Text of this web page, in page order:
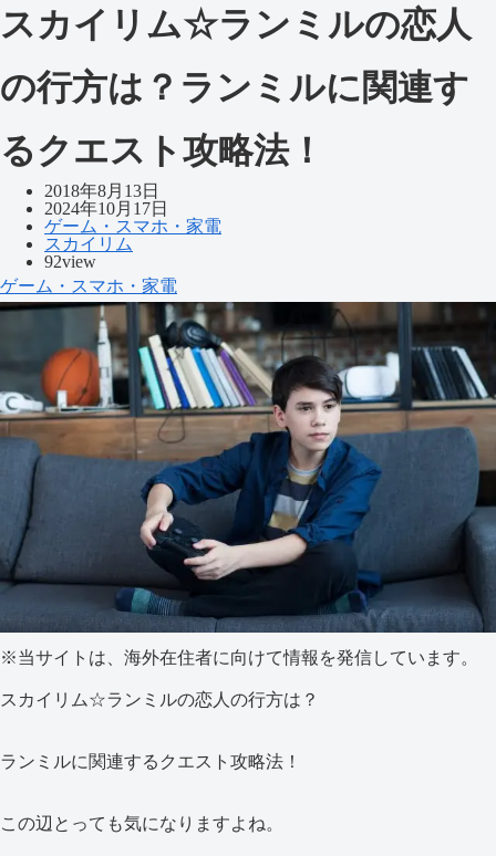
スカイリム☆ランミルの恋人
の行方は？ランミルに関連す
るクエスト攻略法！
2018年8月13日
2024年10月17日
ゲーム・スマホ・家電
スカイリム
92view
ゲーム・スマホ・家電
※当サイトは、海外在住者に向けて情報を発信しています。
スカイリム☆ランミルの恋人の行方は？
ランミルに関連するクエスト攻略法！
この辺とっても気になりますよね。